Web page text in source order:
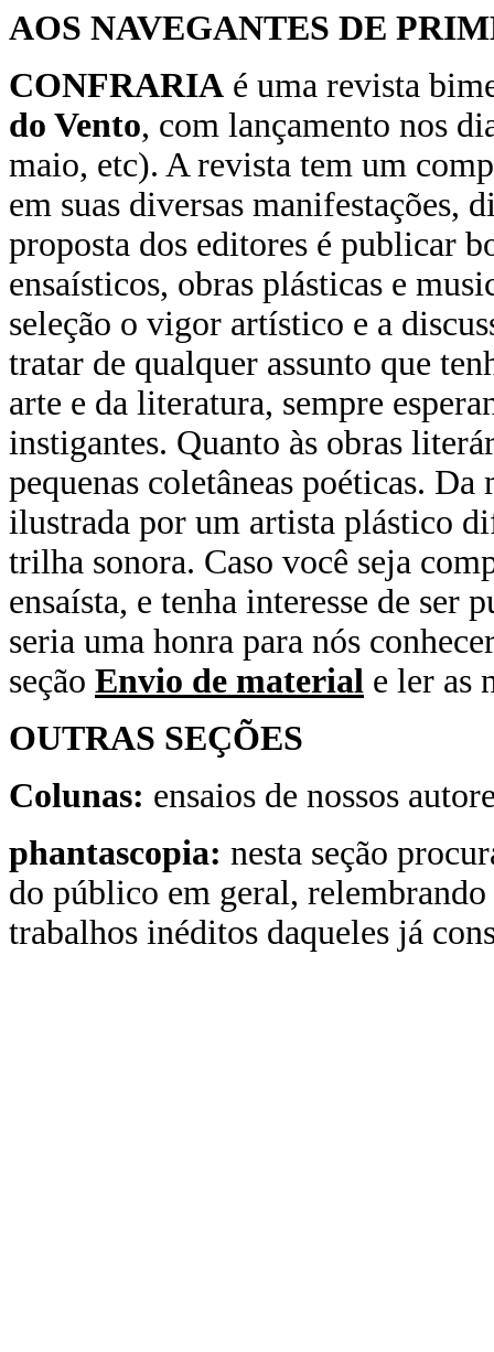
AOS NAVEGANTES DE
CONFRARIA é uma revista
do Vento, com lançamento nos
maio, etc). A revista tem um
em suas diversas manifestações,
proposta dos editores é publicar
ensaísticos, obras plásticas e
seleção o vigor artístico e a
tratar de qualquer assunto que
arte e da literatura, sempre
instigantes. Quanto às obras
pequenas coletâneas poéticas.
ilustrada por um artista plástico
trilha sonora. Caso você seja
ensaísta, e tenha interesse de ser
seria uma honra para nós
seção Envio de material e ler as
OUTRAS SEÇÕES
Colunas: ensaios de nossos
phantascopia: nesta seção
do público em geral,
trabalhos inéditos daqueles já